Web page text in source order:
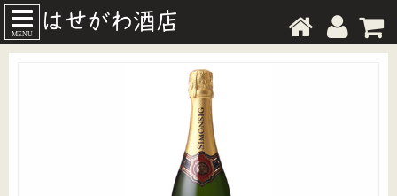
MENU